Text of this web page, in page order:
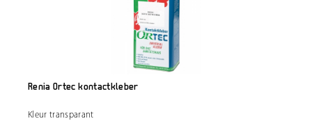
Renia Ortec kontactkleber
Kleur transparant